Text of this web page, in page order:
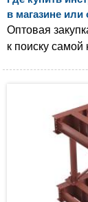
в магазине или
Оптовая
к поиску